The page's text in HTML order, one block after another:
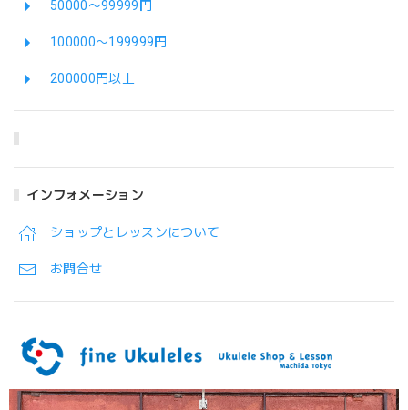
50000〜99999円
100000〜199999円
200000円以上
インフォメーション
ショップとレッスンについて
お問合せ